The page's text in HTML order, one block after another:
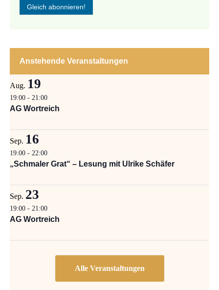
Anstehende Veranstaltungen
Aug. 19
19:00 - 21:00
AG Wortreich
Sep. 16
19:00 - 22:00
„Schmaler Grat“ – Lesung mit Ulrike Schäfer
Sep. 23
19:00 - 21:00
AG Wortreich